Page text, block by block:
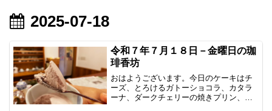
2025-07-18
令和７年７月１８日－金曜日の珈
琲香坊
おはようございます。今日のケーキはチ
ーズ、とろけるガトーショコラ、カタラ
ーナ、ダークチェリーの焼きプリン、あ